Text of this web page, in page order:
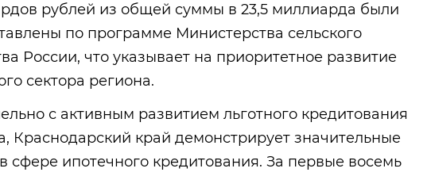
рублей из общей суммы в 23,5 миллиарда были
по программе Министерства сельского
России, что указывает на приоритетное развитие
сектора региона.
с активным развитием льготного кредитования
Краснодарский край демонстрирует значительные
сфере ипотечного кредитования. За первые восемь